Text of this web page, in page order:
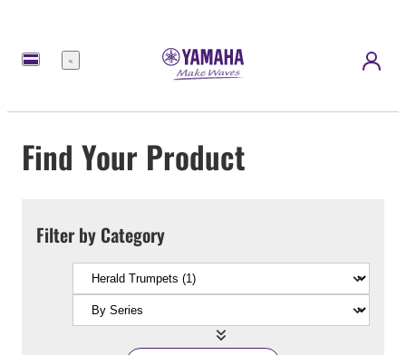
Menu
Find Your Product
Filter by Category